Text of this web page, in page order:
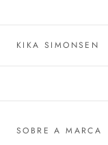
KIKA SIMONSEN
SOBRE A MARCA